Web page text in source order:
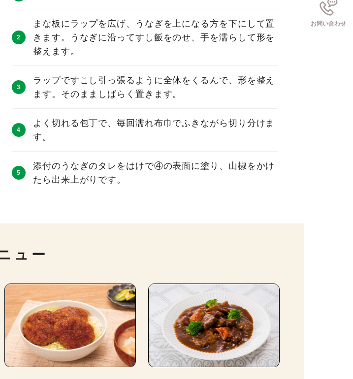
お問い合わせ
まな板にラップを広げ、うなぎを上になる方を下にして置
きます。うなぎに沿ってすし飯をのせ、手を濡らして形を
整えます。
ラップですこし引っ張るように全体をくるんで、形を整え
ます。そのまましばらく置きます。
よく切れる包丁で、毎回濡れ布巾でふきながら切り分けま
す。
添付のうなぎのタレをはけで④の表面に塗り、山椒をかけ
たら出来上がりです。
ュー